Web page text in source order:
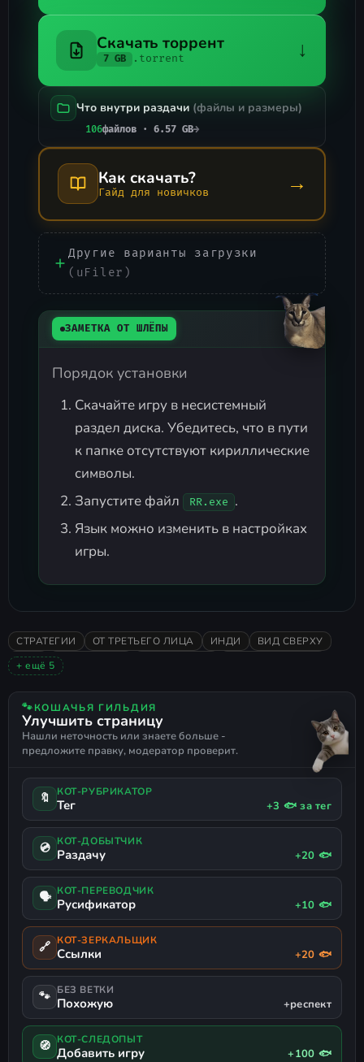
Скачать торрент
7 GB .torrent ↓
Что внутри раздачи (файлы и размеры)
106файлов · 6.57 GB→
Как скачать?
Гайд для новичков →
Другие варианты загрузки
(uFiler)
ЗАМЕТКА ОТ ШЛЁПЫ
Порядок установки
Скачайте игру в несистемный
раздел диска. Убедитесь, что в пути
к папке отсутствуют кириллические
символы.
Запустите файл
RR.exe
.
Язык можно изменить в настройках
игры.
СТРАТЕГИИ ОТ ТРЕТЬЕГО ЛИЦА ИНДИ
ВИД СВЕРХУ
2024
ОДИНОЧНАЯ
АЛЬТЕРНАТИВНАЯ ИСТОРИЯ
РУССКИЙ ЯЗЫК
+ ещё 5
🐾КОШАЧЬЯ ГИЛЬДИЯ
Улучшить страницу
Нашли неточность или знаете больше -
предложите правку, модератор проверит.
🔖 КОТ-РУБРИКАТОР
Тег +3 🐟 за тег
💿 КОТ-ДОБЫТЧИК
Раздачу +20 🐟
🗣 КОТ-ПЕРЕВОДЧИК
Русификатор +10 🐟
🔗 КОТ-ЗЕРКАЛЬЩИК
Ссылки +20 🐟
🐾 БЕЗ ВЕТКИ
Похожую +респект
🧭 КОТ-СЛЕДОПЫТ
Добавить игру +100 🐟